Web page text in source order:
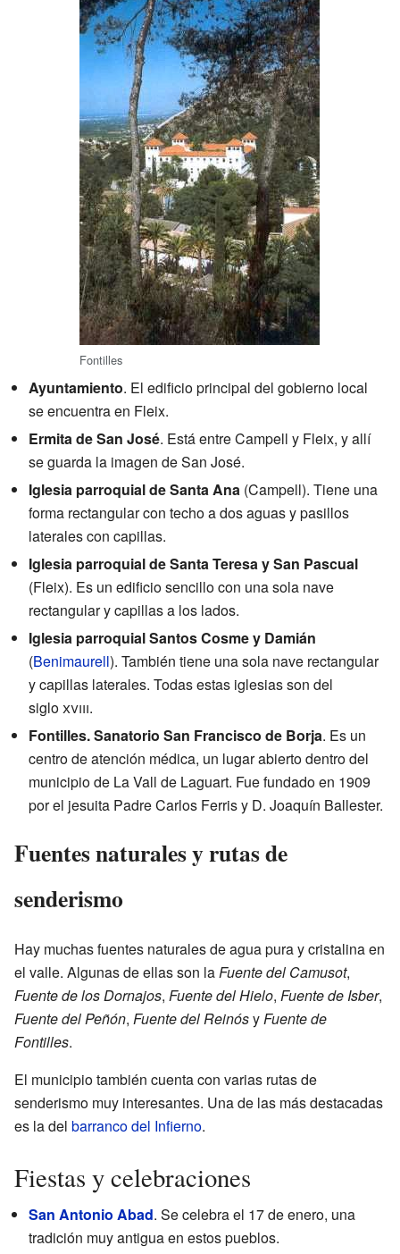
Fontilles
Ayuntamiento. El edificio principal del gobierno local
se encuentra en Fleix.
Ermita de San José. Está entre Campell y Fleix, y allí
se guarda la imagen de San José.
Iglesia parroquial de Santa Ana (Campell). Tiene una
forma rectangular con techo a dos aguas y pasillos
laterales con capillas.
Iglesia parroquial de Santa Teresa y San Pascual
(Fleix). Es un edificio sencillo con una sola nave
rectangular y capillas a los lados.
Iglesia parroquial Santos Cosme y Damián
(Benimaurell). También tiene una sola nave rectangular
y capillas laterales. Todas estas iglesias son del
sigloxviii.
Fontilles. Sanatorio San Francisco de Borja. Es un
centro de atención médica, un lugar abierto dentro del
municipio de La Vall de Laguart. Fue fundado en 1909
por el jesuita Padre Carlos Ferris y D. Joaquín Ballester.
Fuentes naturales y rutas de
senderismo
Hay muchas fuentes naturales de agua pura y cristalina en
el valle. Algunas de ellas son laFuente del Camusot,
Fuente de los Dornajos, Fuente del Hielo, Fuente de Isber,
Fuente del Peñón, Fuente del ReinósyFuente de
Fontilles.
El municipio también cuenta con varias rutas de
senderismo muy interesantes. Una de las más destacadas
es la del barranco del Infierno.
Fiestas y celebraciones
San Antonio Abad. Se celebra el 17 de enero, una
tradición muy antigua en estos pueblos.